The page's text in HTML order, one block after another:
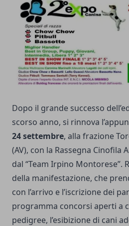
Dopo il grande successo
scorso anno, si rinnova
24 settembre, alla frazione
(AV), con la Rassegna Cinofila
dal “Team Irpino Montorese”.
della manifestazione, che
con l’arrivo e l’iscrizione dei
programma concorsi aperti a
pedigree, l’esibizione di cani